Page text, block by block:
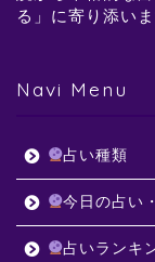
る」に寄り添いま
Navi Menu
占い種類
今日の占い
占いランキ